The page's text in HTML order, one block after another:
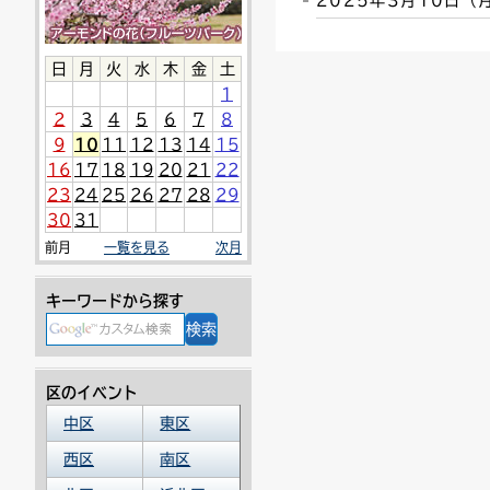
連絡ごみ
ユニバーサルデザイン
日 月 火 水 木 金
土
1
2
3 4 5 6 7
8
9
10 11 12 13 14 15
16 17 18 19 20 21
22
23 24 25 26 27 28 29
30 31
前月 一覧を見る 次月
キーワードから探す
区のイベント
中区
東区
西区 南区